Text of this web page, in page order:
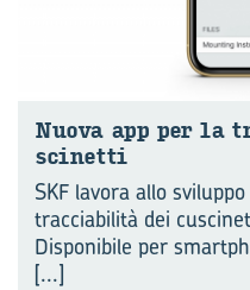
Nuova app per
sci­net­ti
SKF lavora allo
tracciabilità dei
Disponibile per
[...]